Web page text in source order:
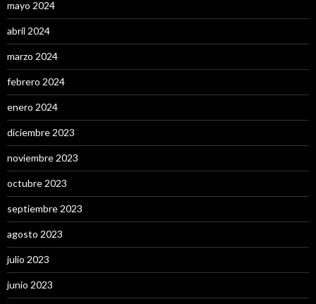
mayo 2024
abril 2024
marzo 2024
febrero 2024
enero 2024
diciembre 2023
noviembre 2023
octubre 2023
septiembre 2023
agosto 2023
julio 2023
junio 2023